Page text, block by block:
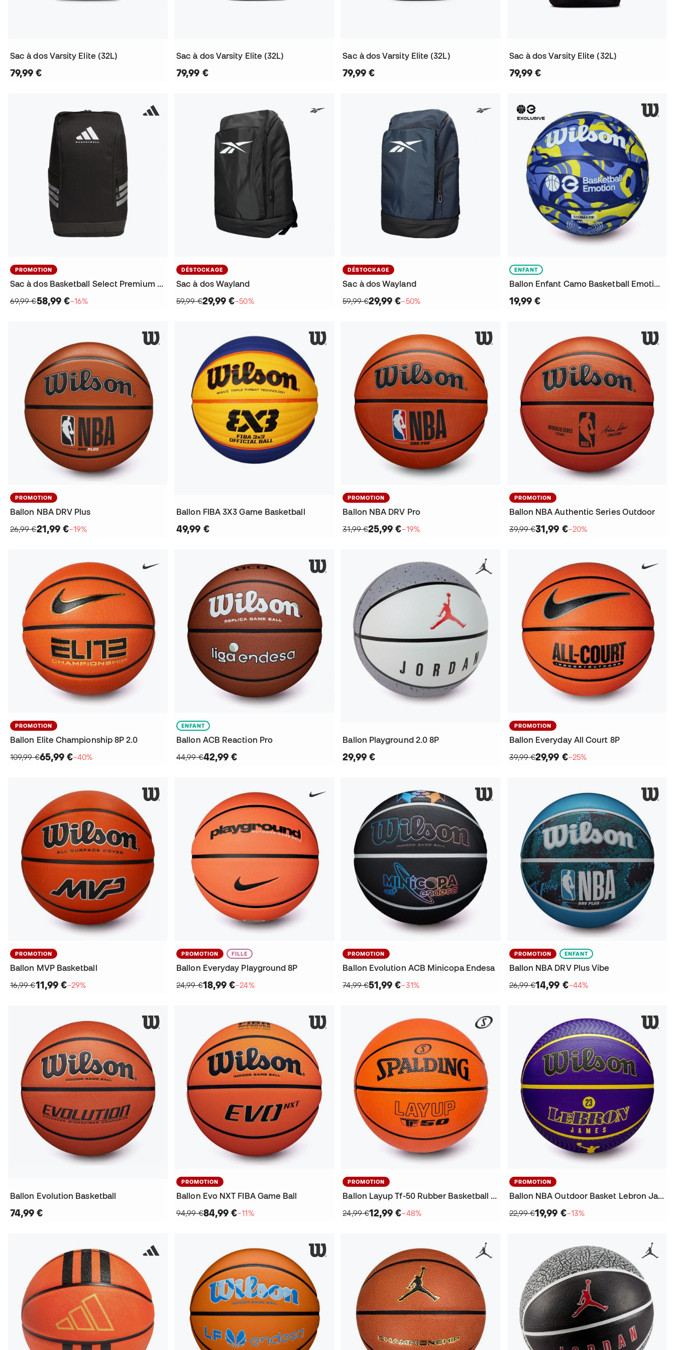
Sac à dos Varsity Elite (32L)
79,99 €
Sac à dos Varsity Elite (32L)
79,99 €
Sac à dos Varsity Elite (32L)
79,99 €
Sac à dos Varsity Elite (32L)
79,99 €
PROMOTION
Sac à dos Basketball Select Premium 2.0
69,99 €58,99 €−16%
DÉSTOCKAGE
Sac à dos Wayland
59,99 €29,99 €−50%
DÉSTOCKAGE
Sac à dos Wayland
59,99 €29,99 €−50%
ENFANT
Ballon Enfant Camo Basketball Emotion Size 5
19,99 €
PROMOTION
Ballon NBA DRV Plus
26,99 €21,99 €−19%
Ballon FIBA 3X3 Game Basketball
49,99 €
PROMOTION
Ballon NBA DRV Pro
31,99 €25,99 €−19%
PROMOTION
Ballon NBA Authentic Series Outdoor
39,99 €31,99 €−20%
PROMOTION
Ballon Elite Championship 8P 2.0
109,99 €65,99 €−40%
ENFANT
Ballon ACB Reaction Pro
44,99 €42,99 €
Ballon Playground 2.0 8P
29,99 €
PROMOTION
Ballon Everyday All Court 8P
39,99 €29,99 €−25%
PROMOTION
Ballon MVP Basketball
16,99 €11,99 €−29%
PROMOTION FILLE
Ballon Everyday Playground 8P
24,99 €18,99 €−24%
PROMOTION
Ballon Evolution ACB Minicopa Endesa
74,99 €51,99 €−31%
PROMOTION ENFANT
Ballon NBA DRV Plus Vibe
26,99 €14,99 €−44%
Ballon Evolution Basketball
74,99 €
PROMOTION
Ballon Evo NXT FIBA Game Ball
94,99 €84,99 €−11%
PROMOTION
Ballon Layup Tf-50 Rubber Basketball Sz7
24,99 €12,99 €−48%
PROMOTION
Ballon NBA Outdoor Basket Lebron James
22,99 €19,99 €−13%